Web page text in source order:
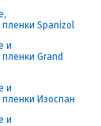
Spanizol
и
Grand
и
Изоспан
и